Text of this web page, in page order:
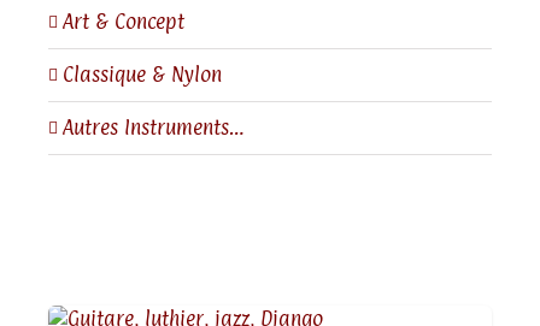
Art & Concept
Classique & Nylon
Autres Instruments…